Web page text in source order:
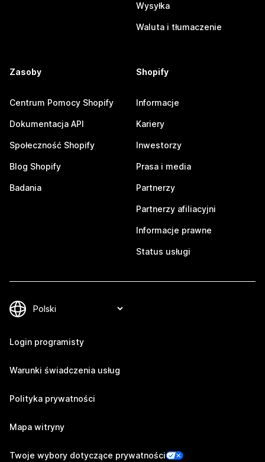
Wysyłka
Waluta i tłumaczenie
Zasoby
Centrum Pomocy Shopify
Dokumentacja API
Społeczność Shopify
Blog Shopify
Badania
Shopify
Informacje
Kariery
Inwestorzy
Prasa i media
Partnerzy
Partnerzy afiliacyjni
Informacje prawne
Status usługi
Login programisty
Warunki świadczenia usług
Polityka prywatności
Mapa witryny
Twoje wybory dotyczące prywatności